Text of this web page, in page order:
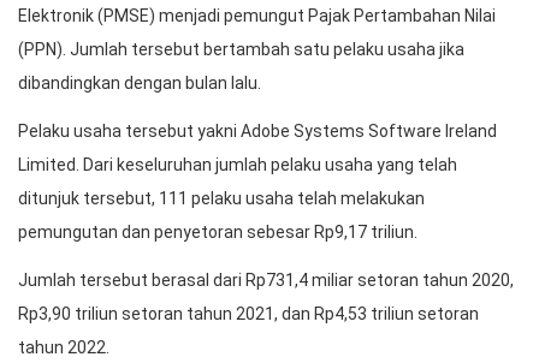
Elektronik (PMSE) menjadi pemungut Pajak Pertambahan Nilai
(PPN). Jumlah tersebut bertambah satu pelaku usaha jika
dibandingkan dengan bulan lalu.
Pelaku usaha tersebut yakni Adobe Systems Software Ireland
Limited. Dari keseluruhan jumlah pelaku usaha yang telah
ditunjuk tersebut, 111 pelaku usaha telah melakukan
pemungutan dan penyetoran sebesar Rp9,17 triliun.
Jumlah tersebut berasal dari Rp731,4 miliar setoran tahun 2020,
Rp3,90 triliun setoran tahun 2021, dan Rp4,53 triliun setoran
tahun 2022.